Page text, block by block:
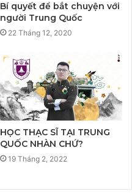
Bí quyết để bắt chuyện với
người Trung Quốc
22 Tháng 12, 2020
HỌC THẠC SĨ TẠI TRUNG
QUỐC NHÀN CHỨ?
19 Tháng 2, 2022